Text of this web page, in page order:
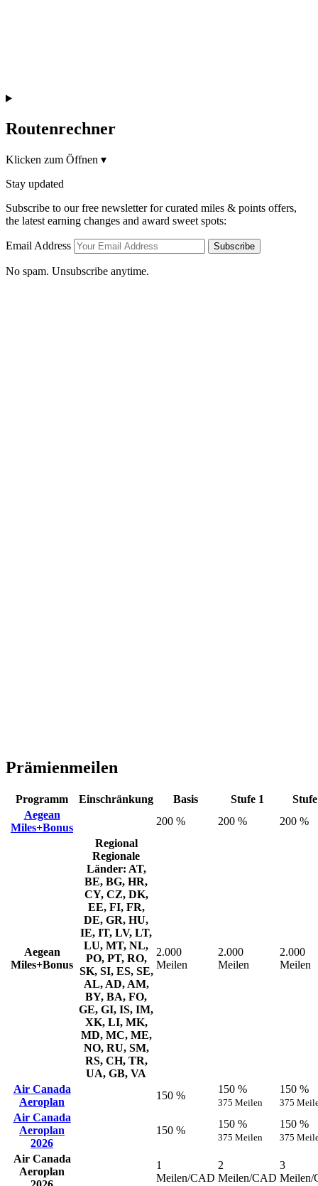
Routenrechner
Klicken zum Öffnen ▾
Stay updated
Subscribe to our free newsletter for curated miles & points offers,
the latest earning changes and award sweet spots:
Email Address Subscribe
No spam. Unsubscribe anytime.
Prämienmeilen
Programm Einschränkung Basis Stufe 1
Aegean
Miles+Bonus
200 % 200 % 200 %
Aegean
Miles+Bonus
Regional
Regionale
Länder: AT,
BE, BG, HR,
CY, CZ, DK,
EE, FI, FR,
DE, GR, HU,
IE, IT, LV, LT,
LU, MT, NL,
PO, PT, RO,
SK, SI, ES, SE,
AL, AD, AM,
BY, BA, FO,
GE, GI, IS, IM,
XK, LI, MK,
MD, MC, ME,
NO, RU, SM,
RS, CH, TR,
UA, GB, VA
2.000
Meilen
2.000
Meilen
2.000
Meilen
Air Canada
Aeroplan
150 %
150 %
375 Meilen
150 %
375
Air Canada
Aeroplan
2026
150 %
150 %
375 Meilen
150 %
375
Air Canada
Aeroplan
1
Meilen/CAD
2
Meilen/CAD
3
Meilen/